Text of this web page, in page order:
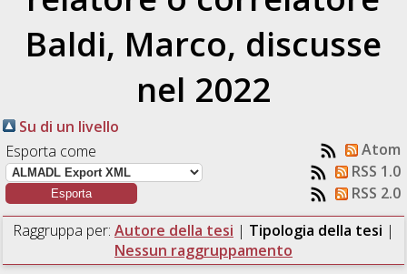
Baldi, Marco, discusse
nel 2022
Su di un livello
Esporta come
Atom
RSS 1.0
RSS 2.0
Raggruppa per: Autore della tesi | Tipologia della tesi |
Nessun raggruppamento